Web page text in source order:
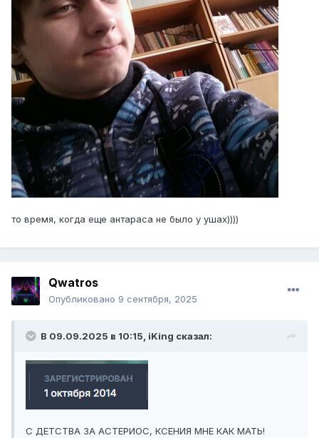
то время, когда еще антараса не было у ушах))))
Qwatros
Опубликовано 9 сентября, 2025
В 09.09.2025 в 10:15, iKing сказал:
С ДЕТСТВА ЗА АСТЕРИОС, КСЕНИЯ МНЕ КАК МАТЬ!